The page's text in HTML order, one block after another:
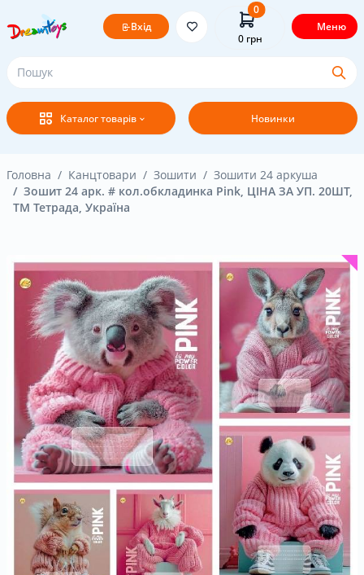
Каталог товарів Новинки
Вхід
0
0грн
Меню
Головна
Постачальникам
Покупцям
Оплата і доставка
Новини
Бренди
Акція
Контакти
UK | RU Вхід | Реєстрація
Головна Канцтовари Зошити
Зошити 24 аркуша
Зошит 24 арк. # кол.обкладинка Pink, ЦІНА ЗА УП. 20ШТ,
ТМ Тетрада, Україна